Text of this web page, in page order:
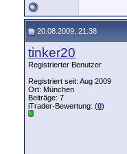
20.08.2009, 21:38
tinker20
Registrierter Benutzer
Registriert seit: Aug 2009
Ort: München
Beiträge: 7
iTrader-Bewertung: (0)